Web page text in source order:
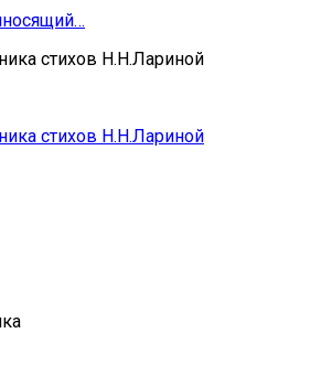
стихов Н.Н.Лариной
стихов Н.Н.Лариной